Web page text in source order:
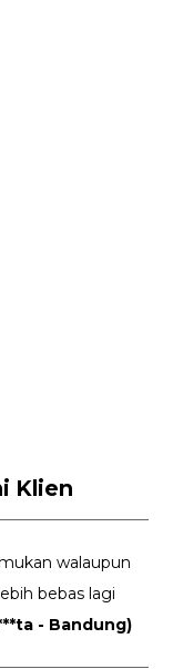
Klien
walaupun
bebas lagi
- Bandung)